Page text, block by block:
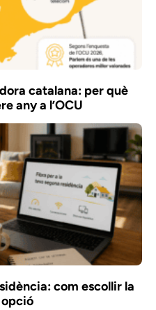
catalana: per què
any a l’OCU
com escollir la